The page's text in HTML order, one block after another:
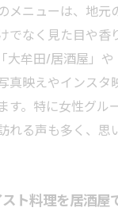
メニューは、地元
でなく見た目や香
大牟田/居酒屋」や
真映えやインスタ
す。特に女性グル
れる声も多く、思
ト料理を居酒屋